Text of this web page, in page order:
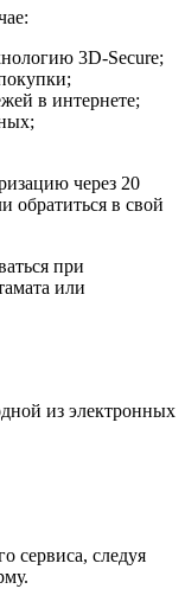
3D-Secure;
в интернете;
через 20
обратиться в свой
при
или
из электронных
сервиса, следуя